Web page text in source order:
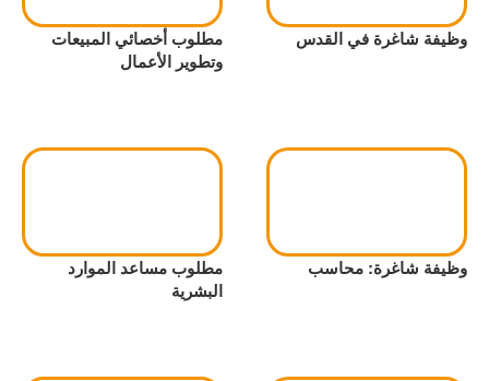
وظيفة شاغرة في القدس
مطلوب أخصائي المبيعات
وتطوير الأعمال
وظيفة شاغرة: محاسب
مطلوب مساعد الموارد
البشرية